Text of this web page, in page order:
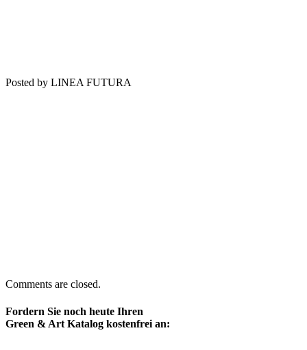
Posted by LINEA FUTURA
Comments are closed.
Fordern Sie noch heute Ihren
Green & Art Katalog kostenfrei an: